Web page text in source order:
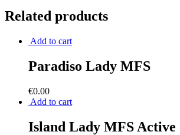
Related products
Add to cart
Paradiso Lady MFS
€0.00
Add to cart
Island Lady MFS Active